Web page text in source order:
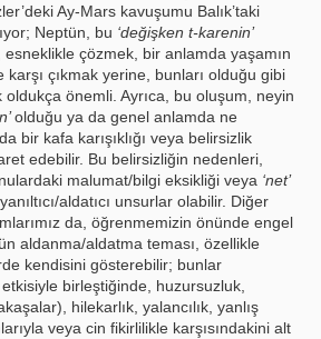
Ay-Mars kavuşumu Balık’taki
Neptün, bu ‘değişken t-karenin’
çözmek, bir anlamda yaşamın
çıkmak yerine, bunları olduğu gibi
önemli. Ayrıca, bu oluşum, neyin
olduğu ya da genel anlamda ne
bir kafa karışıklığı veya belirsizlik
edebilir. Bu belirsizliğin nedenleri,
malumat/bilgi eksikliği veya ‘net’
aldatıcı unsurlar olabilir. Diğer
da, öğrenmemizin önünde engel
aldanma/aldatma teması, özellikle
kendisini gösterebilir; bunlar
etkisiyle birleştiğinde, huzursuzluk,
hilekarlık, yalancılık, yanlış
veya cin fikirlilikle karşısındakini alt